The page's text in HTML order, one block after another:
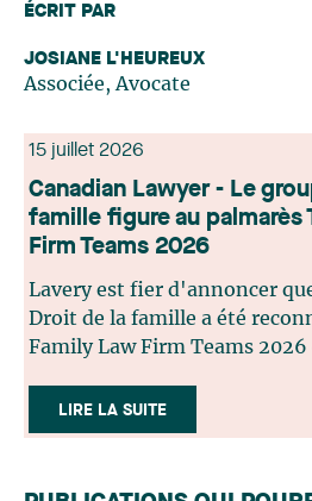
ÉCRIT PAR
JOSIANE L'HEUREUX
Associée, Avocate
15 juillet 2026
Canadian Lawyer - Le
famille figure au palmarès
Firm Teams 2026
Lavery est fier d'annoncer
Droit de la famille a été
Family Law Firm Teams 2026
sélection rigoureux, fondé
issues du lectorat,
par un jury indépendant
LIRE LA SUITE